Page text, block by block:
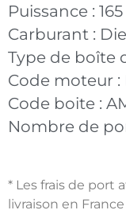
Puissance :
Carburant :
Type de boîte
Code moteur :
Code boite :
Nombre de
* Les frais de port
livraison en